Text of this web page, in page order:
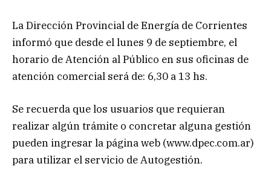
La Dirección Provincial de Energía de Corrientes
informó que desde el lunes 9 de septiembre, el
horario de Atención al Público en sus oficinas de
atención comercial será de: 6,30 a 13 hs.
Se recuerda que los usuarios que requieran
realizar algún trámite o concretar alguna gestión
pueden ingresar la página web (www.dpec.com.ar)
para utilizar el servicio de Autogestión.